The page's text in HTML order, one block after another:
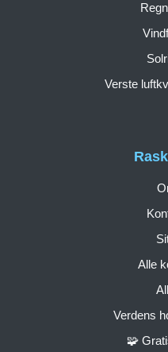
Alle
Verdens
🧩
Verste